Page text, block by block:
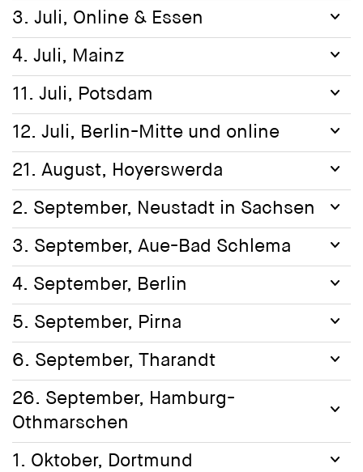
3. Juli, Online & Essen
4. Juli, Mainz
11. Juli, Potsdam
12. Juli, Berlin-Mitte und online
21. August, Hoyerswerda
2. September, Neustadt in Sachsen
3. September, Aue-Bad Schlema
4. September, Berlin
5. September, Pirna
6. September, Tharandt
26. September, Hamburg-
Othmarschen
1. Oktober, Dortmund